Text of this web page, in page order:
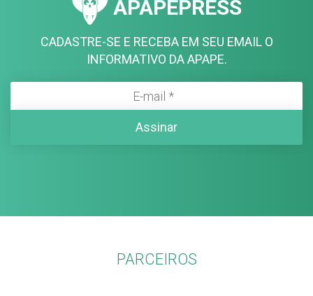
APAPEPRESS
CADASTRE-SE E RECEBA EM SEU EMAIL O
INFORMATIVO DA APAPE.
PARCEIROS